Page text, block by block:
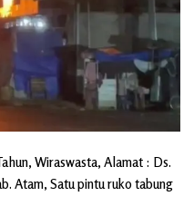
Wiraswasta, Alamat : Ds.
Atam, Satu pintu ruko tabung